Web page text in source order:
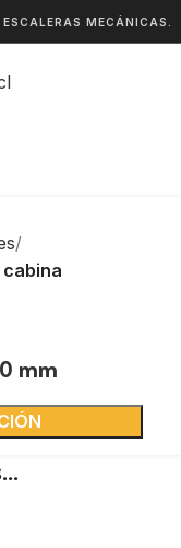
MECÁNICAS.
cabina
mm